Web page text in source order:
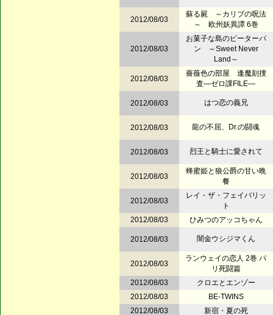
2012/08/03
蘇る屍 ～カリブの呪法
～ 欧州妖異譚 6巻
2012/08/03
お菓子な島のピーターパ
ン ～Sweet Never
Land～
2012/08/03
薔薇色の部屋 逢魔刻捜
査―ゼロ課FILE―
2012/08/03 はつ恋の義兄
2012/08/03 龍の不屈、Dr.の闘魂
2012/08/03 烈王と騎士に愛されて
2012/08/03
蜂蜜姫と狼公爵の甘い晩
餐
2012/08/03
レイ・ザ・フェイバリッ
ト
2012/08/03
ひみつのアッコちゃん
2012/08/03 闇金ウシジマくん
2012/08/03
ランウェイの恋人 2巻 パ
リ死闘篇
2012/08/03
クロエとエンゾー
2012/08/03
BE-TWINS
2012/08/03
新宿・夏の死